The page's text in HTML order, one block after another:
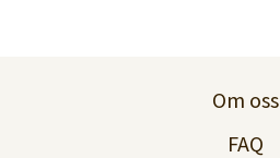
Om oss
FAQ